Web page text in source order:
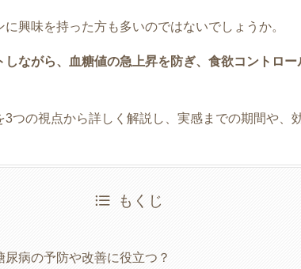
興味を持った方も多いのではないでしょうか。
しながら、血糖値の急上昇を防ぎ、食欲コントロ
3つの視点から詳しく解説し、実感までの期間や、
もくじ
尿病の予防や改善に役立つ？